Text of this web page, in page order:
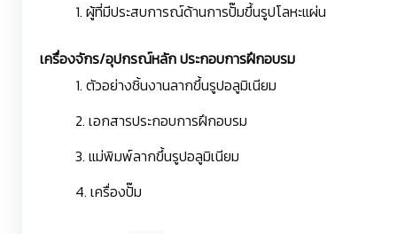
1. ผู้ที่มีประสบการณ์ด้านการปั๊มขึ้นรูปโลหะแผ่น
เครื่องจักร/อุปกรณ์หลัก ประกอบการฝึกอบรม
1. ตัวอย่างชิ้นงานลากขึ้นรูปอลูมิเนียม
2. เอกสารประกอบการฝึกอบรม
3. แม่พิมพ์ลากขึ้นรูปอลูมิเนียม
4. เครื่องปั๊ม